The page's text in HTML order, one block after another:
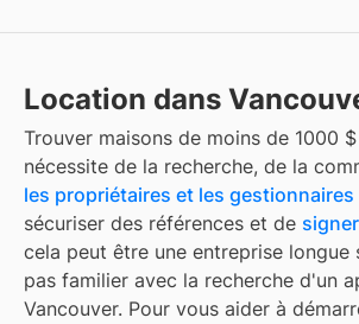
Location dans
Trouver maisons de moins de 1000 $
nécessite de la recherche, de la
les propriétaires et les
sécuriser des références et de
cela peut être une entreprise longue
pas familier avec la recherche d'un
Vancouver. Pour vous aider à